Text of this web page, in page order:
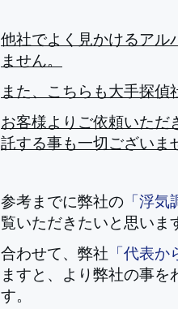
他社でよく見かけるアル
ません。
また、こちらも大手探
お客様よりご依頼いただ
託する事も一切ございま
参考までに弊社の 「浮
覧いただきたいと思いま
合わせて、弊社 「代表
ますと、より弊社の事
す。